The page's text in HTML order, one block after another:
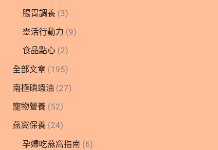
腸胃調養 (3)
靈活行動力 (9)
食品點心 (2)
全部文章 (195)
南極磷蝦油 (27)
寵物營養 (52)
燕窩保養 (24)
孕婦吃燕窩指南 (6)